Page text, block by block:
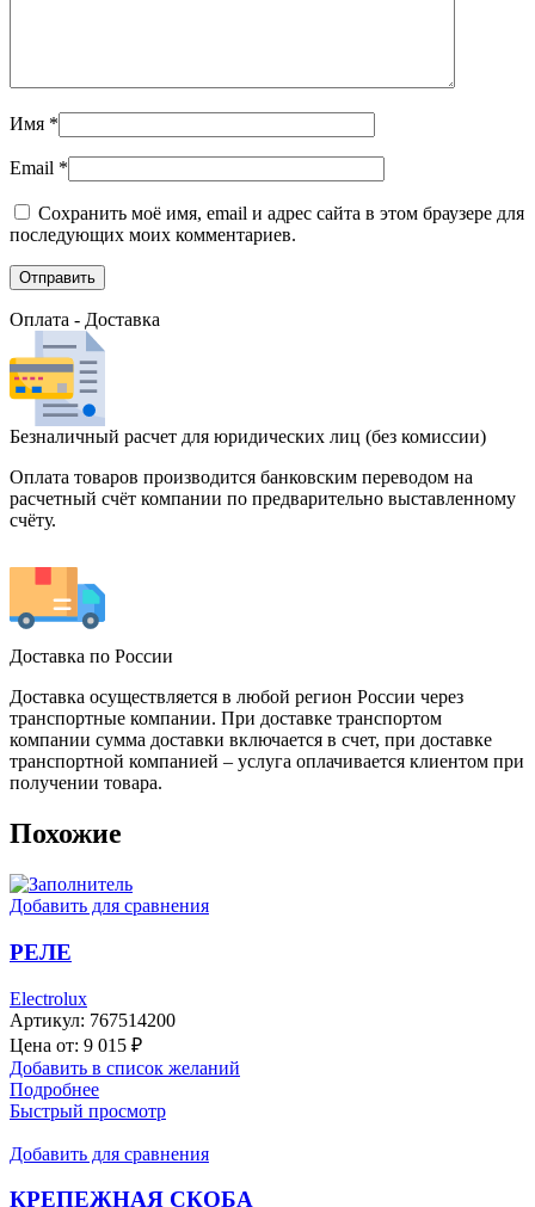
Имя *
Email *
Сохранить моё имя, email и адрес сайта в этом браузере для
последующих моих комментариев.
Оплата - Доставка
Безналичный расчет для юридических лиц (без комиссии)
Оплата товаров производится банковским переводом на
расчетный счёт компании по предварительно выставленному
счёту.
Доставка по России
Доставка осуществляется в любой регион России через
транспортные компании. При доставке транспортом
компании сумма доставки включается в счет, при доставке
транспортной компанией – услуга оплачивается клиентом при
получении товара.
Похожие
Добавить для сравнения
РЕЛЕ
Electrolux
Артикул: 767514200
Цена от: 9 015 ₽
Добавить в список желаний
Подробнее
Быстрый просмотр
Добавить для сравнения
КРЕПЕЖНАЯ СКОБА